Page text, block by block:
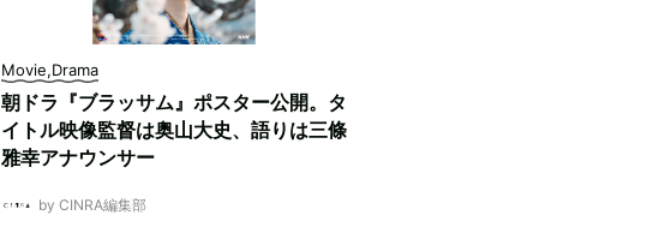
Movie,Drama
朝ドラ『ブラッサム』ポスター公開。タ
イトル映像監督は奥山大史、語りは三條
雅幸アナウンサー
by CINRA編集部